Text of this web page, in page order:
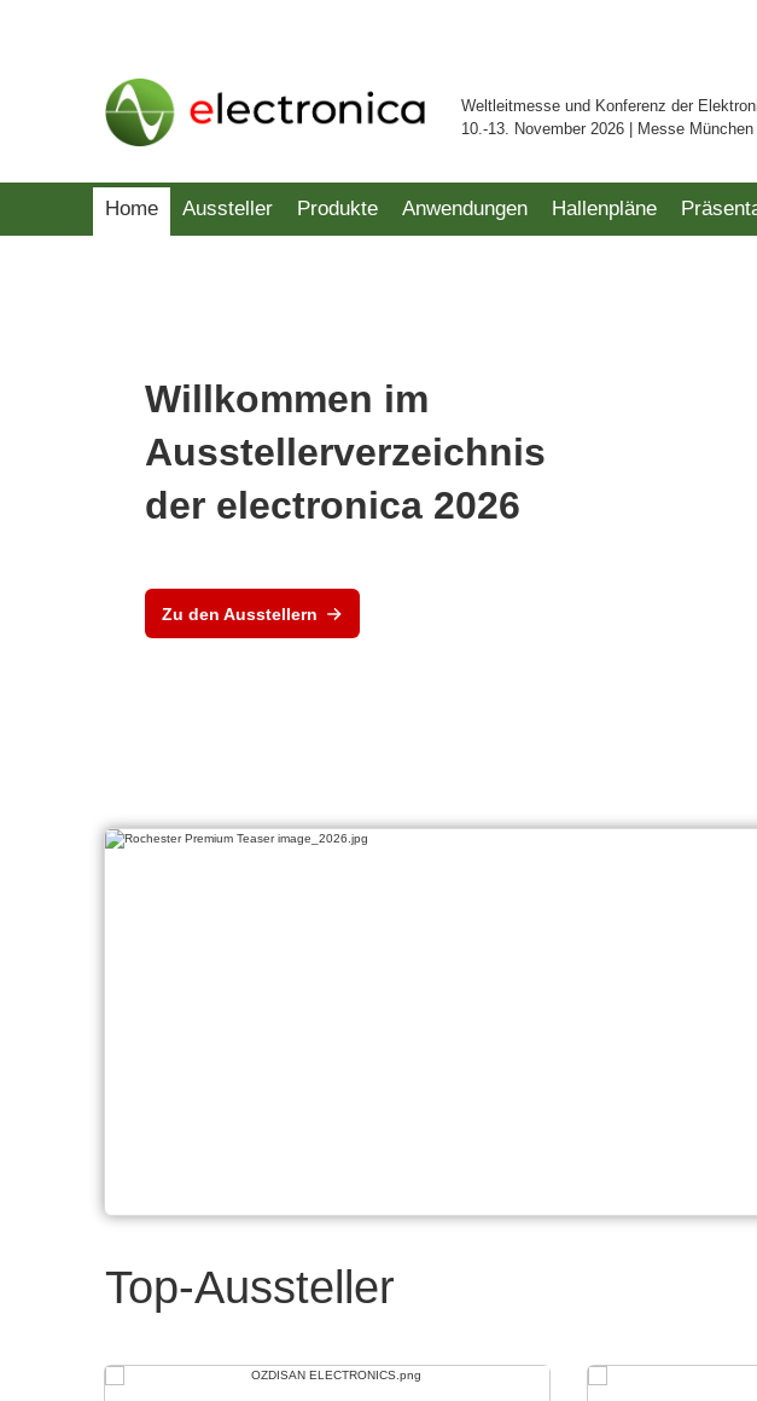
Weltleitmesse und Konferenz der
10.-13. November 2026 | Messe München
Home Aussteller Produkte Anwendungen Hallenpläne
Willkommen im
Ausstellerverzeichnis
der electronica 2026
Zu den Ausstellern
Top-Aussteller